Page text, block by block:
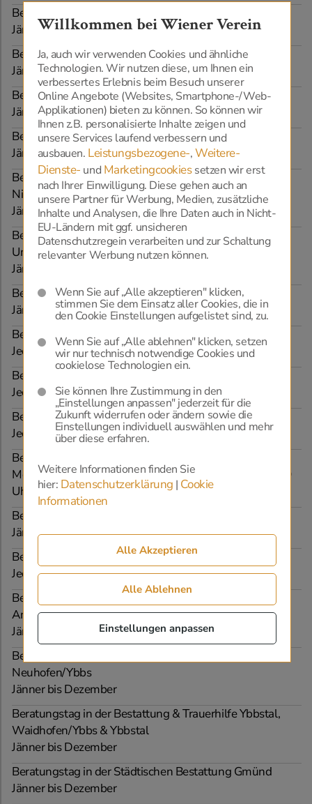
Beratungstag in der Bestattung Hahnl, Schwarzenau
Jänner bis Dezember
Beratungstag in der Bestattung Edelmann, 1230
Jänner bis Dezember
Beratungstag in der Bestattung EX-YU, 1120
Jänner bis Dezember
Beratungstag in der Bestattung Teufel, Großenzersdorf
Jänner bis Dezember
Beratungstag bei Steinmetz Werl, Wien und
Niederösterreich
Jänner bis Dezember
Beratungstag in der Bestattung Biack, Tulln und
Umgebung
Jänner bis Dezember
Beratungstag in der Bestattung Kallaus, Laa a. d. Thaya
Jänner bis Dezember
Beratungstag in der Bestattung Kleinhappel, Berndorf
Jeden 1. Dienstag im Monat, von 08:00 bis 11:00 Uhr
Beratungstag in der Bestattung Furtner, 1210
Jeden Montag und Mittwoch, von 08:30 bis 13:00 Uhr
Beratungstag in der Bestattung Furtner, 1210
Jeden Montag und Mittwoch, von 08:30 bis 13:00 Uhr
Beratungstag in der Bestattung Furtner, 1160
Montag, Mittwoch und Donnerstag, von 08:00 bis 13:30
Uhr
Beratungstag in der Bestattung Tempora, Amstetten
Jänner bis Dezember
Beratungstag in der Bestattung Graz, 8010
Jeden Freitag, von 13:00 bis 14:00 Uhr
Beratungstag in der Bestattung & Trauerhilfe Beer,
Amstetten
Jänner bis Dezember
Beratungstag in der Bestattung & Trauerhilfe Beer,
Neuhofen/Ybbs
Jänner bis Dezember
Beratungstag in der Bestattung & Trauerhilfe Ybbstal,
Waidhofen/Ybbs & Ybbstal
Jänner bis Dezember
Beratungstag in der Städtischen Bestattung Gmünd
Jänner bis Dezember
Willkommen bei Wiener Verein
Ja, auch wir verwenden Cookies und ähnliche
Technologien. Wir nutzen diese, um Ihnen ein
verbessertes Erlebnis beim Besuch unserer
Online Angebote (Websites, Smartphone-/Web-
Applikationen) bieten zu können. So können wir
Ihnen z.B. personalisierte Inhalte zeigen und
unsere Services laufend verbessern und
ausbauen. Leistungsbezogene-,Weitere-
Dienste- und Marketingcookiessetzen wir erst
nach Ihrer Einwilligung. Diese gehen auch an
unsere Partner für Werbung, Medien, zusätzliche
Inhalte und Analysen, die Ihre Daten auch in Nicht-
EU-Ländern mit ggf. unsicheren
Datenschutzregein verarbeiten und zur Schaltung
relevanter Werbung nutzen können.
Wenn Sie auf „Alle akzeptieren" klicken,
stimmen Sie dem Einsatz aller Cookies, die in
den Cookie Einstellungen aufgelistet sind, zu.
Wenn Sie auf „Alle ablehnen" klicken, setzen
wir nur technisch notwendige Cookies und
cookielose Technologien ein.
Sie können Ihre Zustimmung in den
„Einstellungen anpassen" jederzeit für die
Zukunft widerrufen oder ändern sowie die
Einstellungen individuell auswählen und mehr
über diese erfahren.
Weitere Informationen finden Sie
hier: Datenschutzerklärung | Cookie
Informationen
Einstellungen anpassen
Alle Ablehnen
Alle Akzeptieren